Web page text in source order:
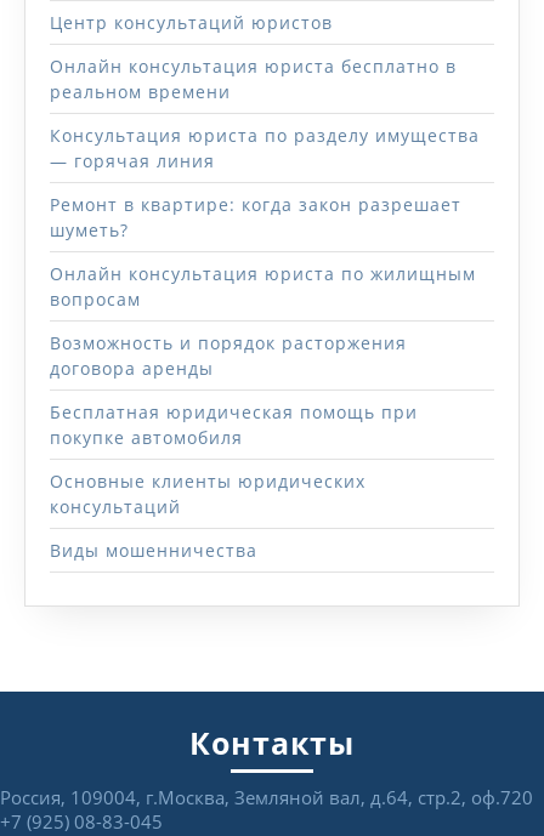
Центр консультаций юристов
Онлайн консультация юриста бесплатно в
реальном времени
Консультация юриста по разделу имущества
— горячая линия
Ремонт в квартире: когда закон разрешает
шуметь?
Онлайн консультация юриста по жилищным
вопросам
Возможность и порядок расторжения
договора аренды
Бесплатная юридическая помощь при
покупке автомобиля
Основные клиенты юридических
консультаций
Виды мошенничества
Контакты
Россия, 109004, г.Москва, Земляной вал, д.64, стр.2, оф.720
+7 (925) 08-83-045